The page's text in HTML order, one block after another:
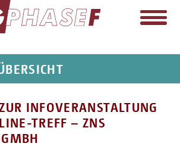
INFOVERANSTALTUNG
TREFF – ZNS